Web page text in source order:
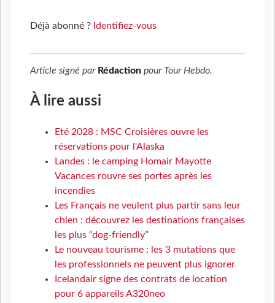
Déjà abonné ? Identifiez-vous
Article signé par Rédaction pour Tour Hebdo.
À lire aussi
Eté 2028 : MSC Croisières ouvre les
réservations pour l'Alaska
Landes : le camping Homair Mayotte
Vacances rouvre ses portes après les
incendies
Les Français ne veulent plus partir sans leur
chien : découvrez les destinations françaises
les plus “dog-friendly”
Le nouveau tourisme : les 3 mutations que
les professionnels ne peuvent plus ignorer
Icelandair signe des contrats de location
pour 6 appareils A320neo